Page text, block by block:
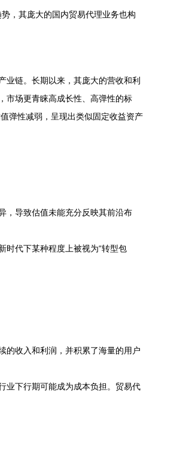
，其庞大的国内贸易代理业务也构
业链。长期以来，其庞大的营收和利
市场更青睐高成长性、高弹性的标
弹性减弱，呈现出类似固定收益资产
，导致估值未能充分反映其前沿布
时代下某种程度上被视为“转型包
的收入和利润，并积累了海量的用户
业下行期可能成为成本负担。贸易代